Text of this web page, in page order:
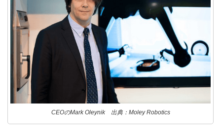
CEOのMark Oleynik 出典：Moley Robotics